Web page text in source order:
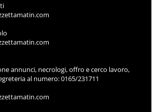
annunci, necrologi, offro e cerco lavoro,
al numero: 0165/231711